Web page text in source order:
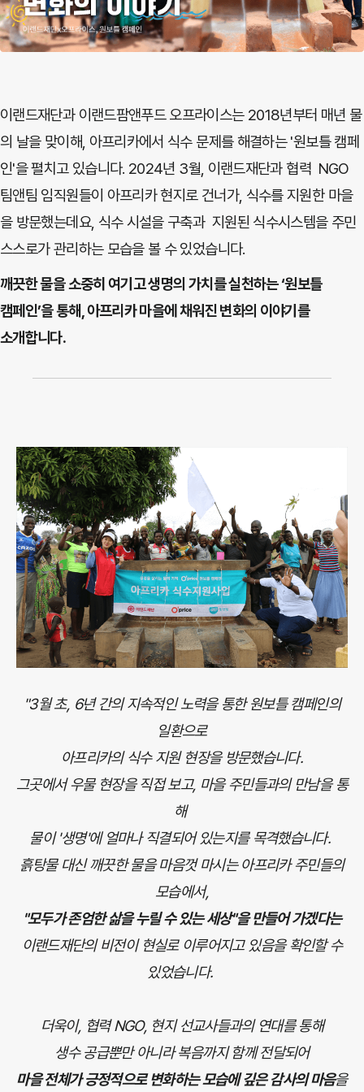
이랜드재단과 이랜드팜앤푸드 오프라이스는 2018년부터 매년 물
의 날을 맞이해, 아프리카에서 식수 문제를 해결하는 '원보틀 캠페
인'을 펼치고 있습니다. 2024년 3월, 이랜드재단과 협력 NGO
팀앤팀 임직원들이 아프리카 현지로 건너가, 식수를 지원한 마을
을 방문했는데요, 식수 시설을 구축과 지원된 식수시스템을 주민
스스로가 관리하는 모습을 볼 수 있었습니다.
깨끗한 물을 소중히 여기고 생명의 가치를 실천하는 ‘원보틀
캠페인’을 통해, 아프리카 마을에 채워진 변화의 이야기를
소개합니다.
"3월 초, 6년 간의 지속적인 노력을 통한 원보틀 캠페인의
일환으로
아프리카의 식수 지원 현장을 방문했습니다.
그곳에서 우물 현장을 직접 보고, 마을 주민들과의 만남을 통
해
물이 '생명'에 얼마나 직결되어 있는지를 목격했습니다.
흙탕물 대신 깨끗한 물을 마음껏 마시는 아프리카 주민들의
모습에서,
"모두가 존엄한 삶을 누릴 수 있는 세상"을 만들어 가겠다는
이랜드재단의 비전이 현실로 이루어지고 있음을 확인할 수
있었습니다.
더욱이, 협력 NGO, 현지 선교사들과의 연대를 통해
생수 공급뿐만 아니라 복음까지 함께 전달되어
마을 전체가 긍정적으로 변화하는 모습에 깊은 감사의 마음을